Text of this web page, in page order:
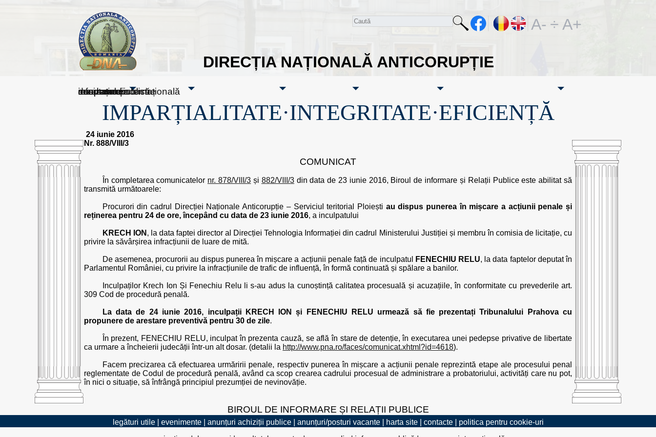
DIRECȚIA NAȚIONALĂ ANTICORUPȚIE
A- ÷ A+
sesizați-ne
despre noi
rezultatele noastre
mass media
informare publică
cooperare internațională
IMPARȚIALITATE·INTEGRITATE·EFICIENȚĂ
24 iunie 2016
Nr. 888/VIII/3
COMUNICAT
În completarea comunicatelor nr. 878/VIII/3 și 882/VIII/3din data de 23 iunie 2016, Biroul de informare și Relații Publice este abilitat să
transmită următoarele:
Procurori din cadrul Direcției Naționale Anticorupție – Serviciul teritorial Ploiești au dispus punerea în mișcare a acțiunii penale și
reținerea pentru 24 de ore, începând cu data de 23 iunie 2016, a inculpatului
KRECH ION , la data faptei director al Direcției Tehnologia Informației din cadrul Ministerului Justiției și membru în comisia de licitație, cu
privire la săvârșirea infracțiunii de luare de mită.
De asemenea, procurorii au dispus punerea în mișcare a acțiunii penale față de inculpatul FENECHIU RELU, la data faptelor deputat în
Parlamentul României, cu privire la infracțiunile de trafic de influență, în formă continuată și spălare a banilor.
Inculpaților Krech Ion Și Fenechiu Relu li s-au adus la cunoștință calitatea procesuală și acuzațiile, în conformitate cu prevederile art.
309 Cod de procedură penală.
La data de 24 iunie 2016, inculpații KRECH ION și FENECHIU RELU urmează să fie prezentați Tribunalului Prahova cu
propunere de arestare preventivă pentru 30 de zile.
În prezent, FENECHIU RELU, inculpat în prezenta cauză, se află în stare de detenție, în executarea unei pedepse privative de libertate
ca urmare a încheierii judecății într-un alt dosar. (detalii la http://www.pna.ro/faces/comunicat.xhtml?id=4618).
Facem precizarea că efectuarea urmăririi penale, respectiv punerea în mișcare a acțiunii penale reprezintă etape ale procesului penal
reglementate de Codul de procedură penală, având ca scop crearea cadrului procesual de administrare a probatoriului, activități care nu pot,
în nici o situație, să înfrângă principiul prezumției de nevinovăție.
BIROUL DE INFORMARE ȘI RELAȚII PUBLICE
legături utile| evenimente| anunțuri achiziții publice| anunțuri/posturi vacante| harta site| contacte| politica pentru cookie-uri